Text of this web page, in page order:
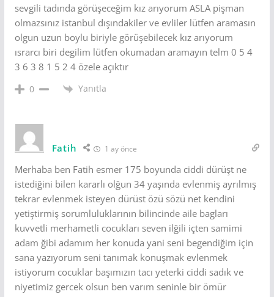
sevgili tadında görüşeceğim kız arıyorum ASLA pişman
olmazsınız istanbul dışındakiler ve evliler lütfen aramasın
olgun uzun boylu biriyle görüşebilecek kız arıyorum
ısrarcı biri degilim lütfen okumadan aramayın telm 0 5 4
3 6 3 8 1 5 2 4 özele açıktır
0 Yanıtla
Fatih 1 ay önce
Merhaba ben Fatih esmer 175 boyunda ciddi dürüşt ne
istediğini bilen kararlı olğun 34 yaşında evlenmiş ayrılmış
tekrar evlenmek isteyen dürüst özü sözü net kendini
yetiştirmiş sorumluluklarının bilincinde aile bagları
kuvvetli merhametli cocukları seven ilğili içten samimi
adam ğibi adamım her konuda yani seni begendiğim için
sana yazıyorum seni tanımak konuşmak evlenmek
istiyorum cocuklar başımızın tacı yeterki ciddi sadık ve
niyetimiz gercek olsun ben varım seninle bir ömür